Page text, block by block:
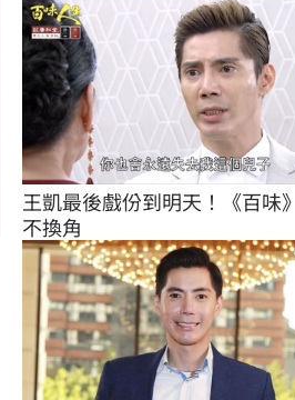
王凱最後戲份到明天！《百味
不換角